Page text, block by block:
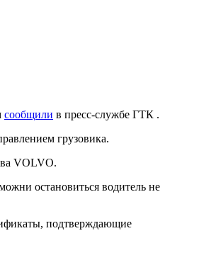
сообщили в пресс-службе ГТК .
грузовика.
VOLVO.
остановиться водитель не
подтверждающие